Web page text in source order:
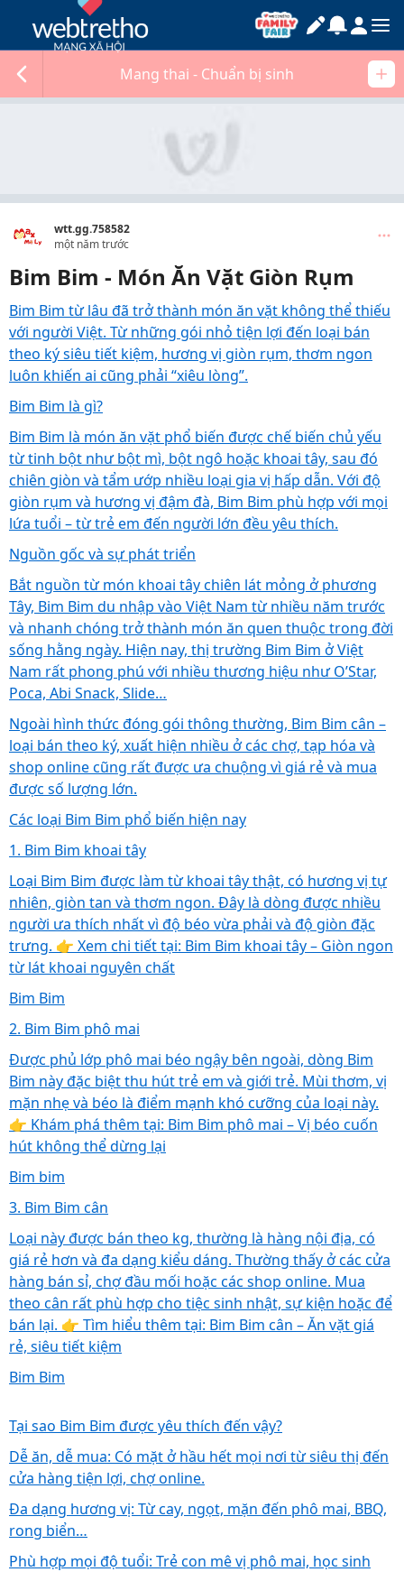
Mang thai - Chuẩn bị sinh
wtt.gg.758582
một năm trước
Bim Bim - Món Ăn Vặt Giòn Rụm
Bim Bim từ lâu đã trở thành món ăn vặt không thể thiếu
với người Việt. Từ những gói nhỏ tiện lợi đến loại bán
theo ký siêu tiết kiệm, hương vị giòn rụm, thơm ngon
luôn khiến ai cũng phải “xiêu lòng”.
Bim Bim là gì?
Bim Bim là món ăn vặt phổ biến được chế biến chủ yếu
từ tinh bột như bột mì, bột ngô hoặc khoai tây, sau đó
chiên giòn và tẩm ướp nhiều loại gia vị hấp dẫn. Với độ
giòn rụm và hương vị đậm đà, Bim Bim phù hợp với mọi
lứa tuổi – từ trẻ em đến người lớn đều yêu thích.
Nguồn gốc và sự phát triển
Bắt nguồn từ món khoai tây chiên lát mỏng ở phương
Tây, Bim Bim du nhập vào Việt Nam từ nhiều năm trước
và nhanh chóng trở thành món ăn quen thuộc trong đời
sống hằng ngày. Hiện nay, thị trường Bim Bim ở Việt
Nam rất phong phú với nhiều thương hiệu như O’Star,
Poca, Abi Snack, Slide…
Ngoài hình thức đóng gói thông thường, Bim Bim cân –
loại bán theo ký, xuất hiện nhiều ở các chợ, tạp hóa và
shop online cũng rất được ưa chuộng vì giá rẻ và mua
được số lượng lớn.
Các loại Bim Bim phổ biến hiện nay
1. Bim Bim khoai tây
Loại Bim Bim được làm từ khoai tây thật, có hương vị tự
nhiên, giòn tan và thơm ngon. Đây là dòng được nhiều
người ưa thích nhất vì độ béo vừa phải và độ giòn đặc
trưng. 👉 Xem chi tiết tại: Bim Bim khoai tây – Giòn ngon
từ lát khoai nguyên chất
Bim Bim
2. Bim Bim phô mai
Được phủ lớp phô mai béo ngậy bên ngoài, dòng Bim
Bim này đặc biệt thu hút trẻ em và giới trẻ. Mùi thơm, vị
mặn nhẹ và béo là điểm mạnh khó cưỡng của loại này.
👉 Khám phá thêm tại: Bim Bim phô mai – Vị béo cuốn
hút không thể dừng lại
Bim bim
3. Bim Bim cân
Loại này được bán theo kg, thường là hàng nội địa, có
giá rẻ hơn và đa dạng kiểu dáng. Thường thấy ở các cửa
hàng bán sỉ, chợ đầu mối hoặc các shop online. Mua
theo cân rất phù hợp cho tiệc sinh nhật, sự kiện hoặc để
bán lại. 👉 Tìm hiểu thêm tại: Bim Bim cân – Ăn vặt giá
rẻ, siêu tiết kiệm
Bim Bim
Tại sao Bim Bim được yêu thích đến vậy?
Dễ ăn, dễ mua: Có mặt ở hầu hết mọi nơi từ siêu thị đến
cửa hàng tiện lợi, chợ online.
Đa dạng hương vị: Từ cay, ngọt, mặn đến phô mai, BBQ,
rong biển…
Phù hợp mọi độ tuổi: Trẻ con mê vị phô mai, học sinh